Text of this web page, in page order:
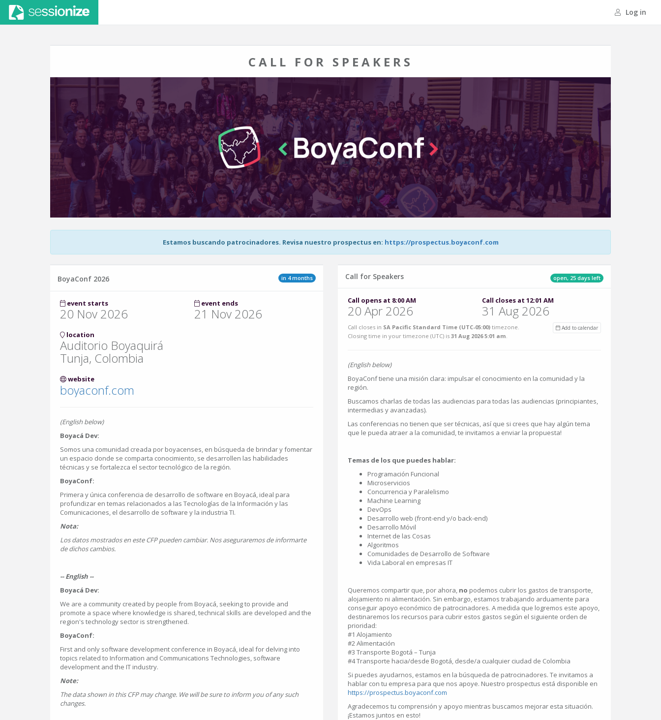
Log in
CALL FOR SPEAKERS
Estamos buscando patrocinadores. Revisa nuestro prospectus en: https://prospectus.boyaconf.com
in 4 months
BoyaConf 2026
event starts
20 Nov 2026
event ends
21 Nov 2026
location
Auditorio Boyaquirá
Tunja, Colombia
website
boyaconf.com
(English below)
Boyacá Dev:
Somos una comunidad creada por boyacenses, en búsqueda de brindar y fomentar
un espacio donde se comparta conocimiento, se desarrollen las habilidades
técnicas y se fortalezca el sector tecnológico de la región.
BoyaConf:
Primera y única conferencia de desarrollo de software en Boyacá, ideal para
profundizar en temas relacionados a las Tecnologías de la Información y las
Comunicaciones, el desarrollo de software y la industria TI.
Nota:
Los datos mostrados en este CFP pueden cambiar. Nos aseguraremos de informarte
de dichos cambios.
-- English --
Boyacá Dev:
We are a community created by people from Boyacá, seeking to provide and
promote a space where knowledge is shared, technical skills are developed and the
region's technology sector is strengthened.
BoyaConf:
First and only software development conference in Boyacá, ideal for delving into
topics related to Information and Communications Technologies, software
development and the IT industry.
Note:
The data shown in this CFP may change. We will be sure to inform you of any such
changes.
open, 25 days left
Call for Speakers
Call opens at 8:00 AM
20 Apr 2026
Call closes at 12:01 AM
31 Aug 2026
Add to calendar
Call closes in SA Pacific Standard Time (UTC-05:00) timezone.
Closing time in your timezone (UTC) is 31 Aug 2026 5:01 am.
(English below)
BoyaConf tiene una misión clara: impulsar el conocimiento en la comunidad y la
región.
Buscamos charlas de todas las audiencias para todas las audiencias (principiantes,
intermedias y avanzadas).
Las conferencias no tienen que ser técnicas, así que si crees que hay algún tema
que le pueda atraer a la comunidad, te invitamos a enviar la propuesta!
Temas de los que puedes hablar:
Programación Funcional
Microservicios
Concurrencia y Paralelismo
Machine Learning
DevOps
Desarrollo web (front-end y/o back-end)
Desarrollo Móvil
Internet de las Cosas
Algoritmos
Comunidades de Desarrollo de Software
Vida Laboral en empresas IT
Queremos compartir que, por ahora, no podemos cubrir los gastos de transporte,
alojamiento ni alimentación. Sin embargo, estamos trabajando arduamente para
conseguir apoyo económico de patrocinadores. A medida que logremos este apoyo,
destinaremos los recursos para cubrir estos gastos según el siguiente orden de
prioridad:
#1 Alojamiento
#2 Alimentación
#3 Transporte Bogotá – Tunja
#4 Transporte hacia/desde Bogotá, desde/a cualquier ciudad de Colombia
Si puedes ayudarnos, estamos en la búsqueda de patrocinadores. Te invitamos a
hablar con tu empresa para que nos apoye. Nuestro prospectus está disponible en
https://prospectus.boyaconf.com
Agradecemos tu comprensión y apoyo mientras buscamos mejorar esta situación.
¡Estamos juntos en esto!